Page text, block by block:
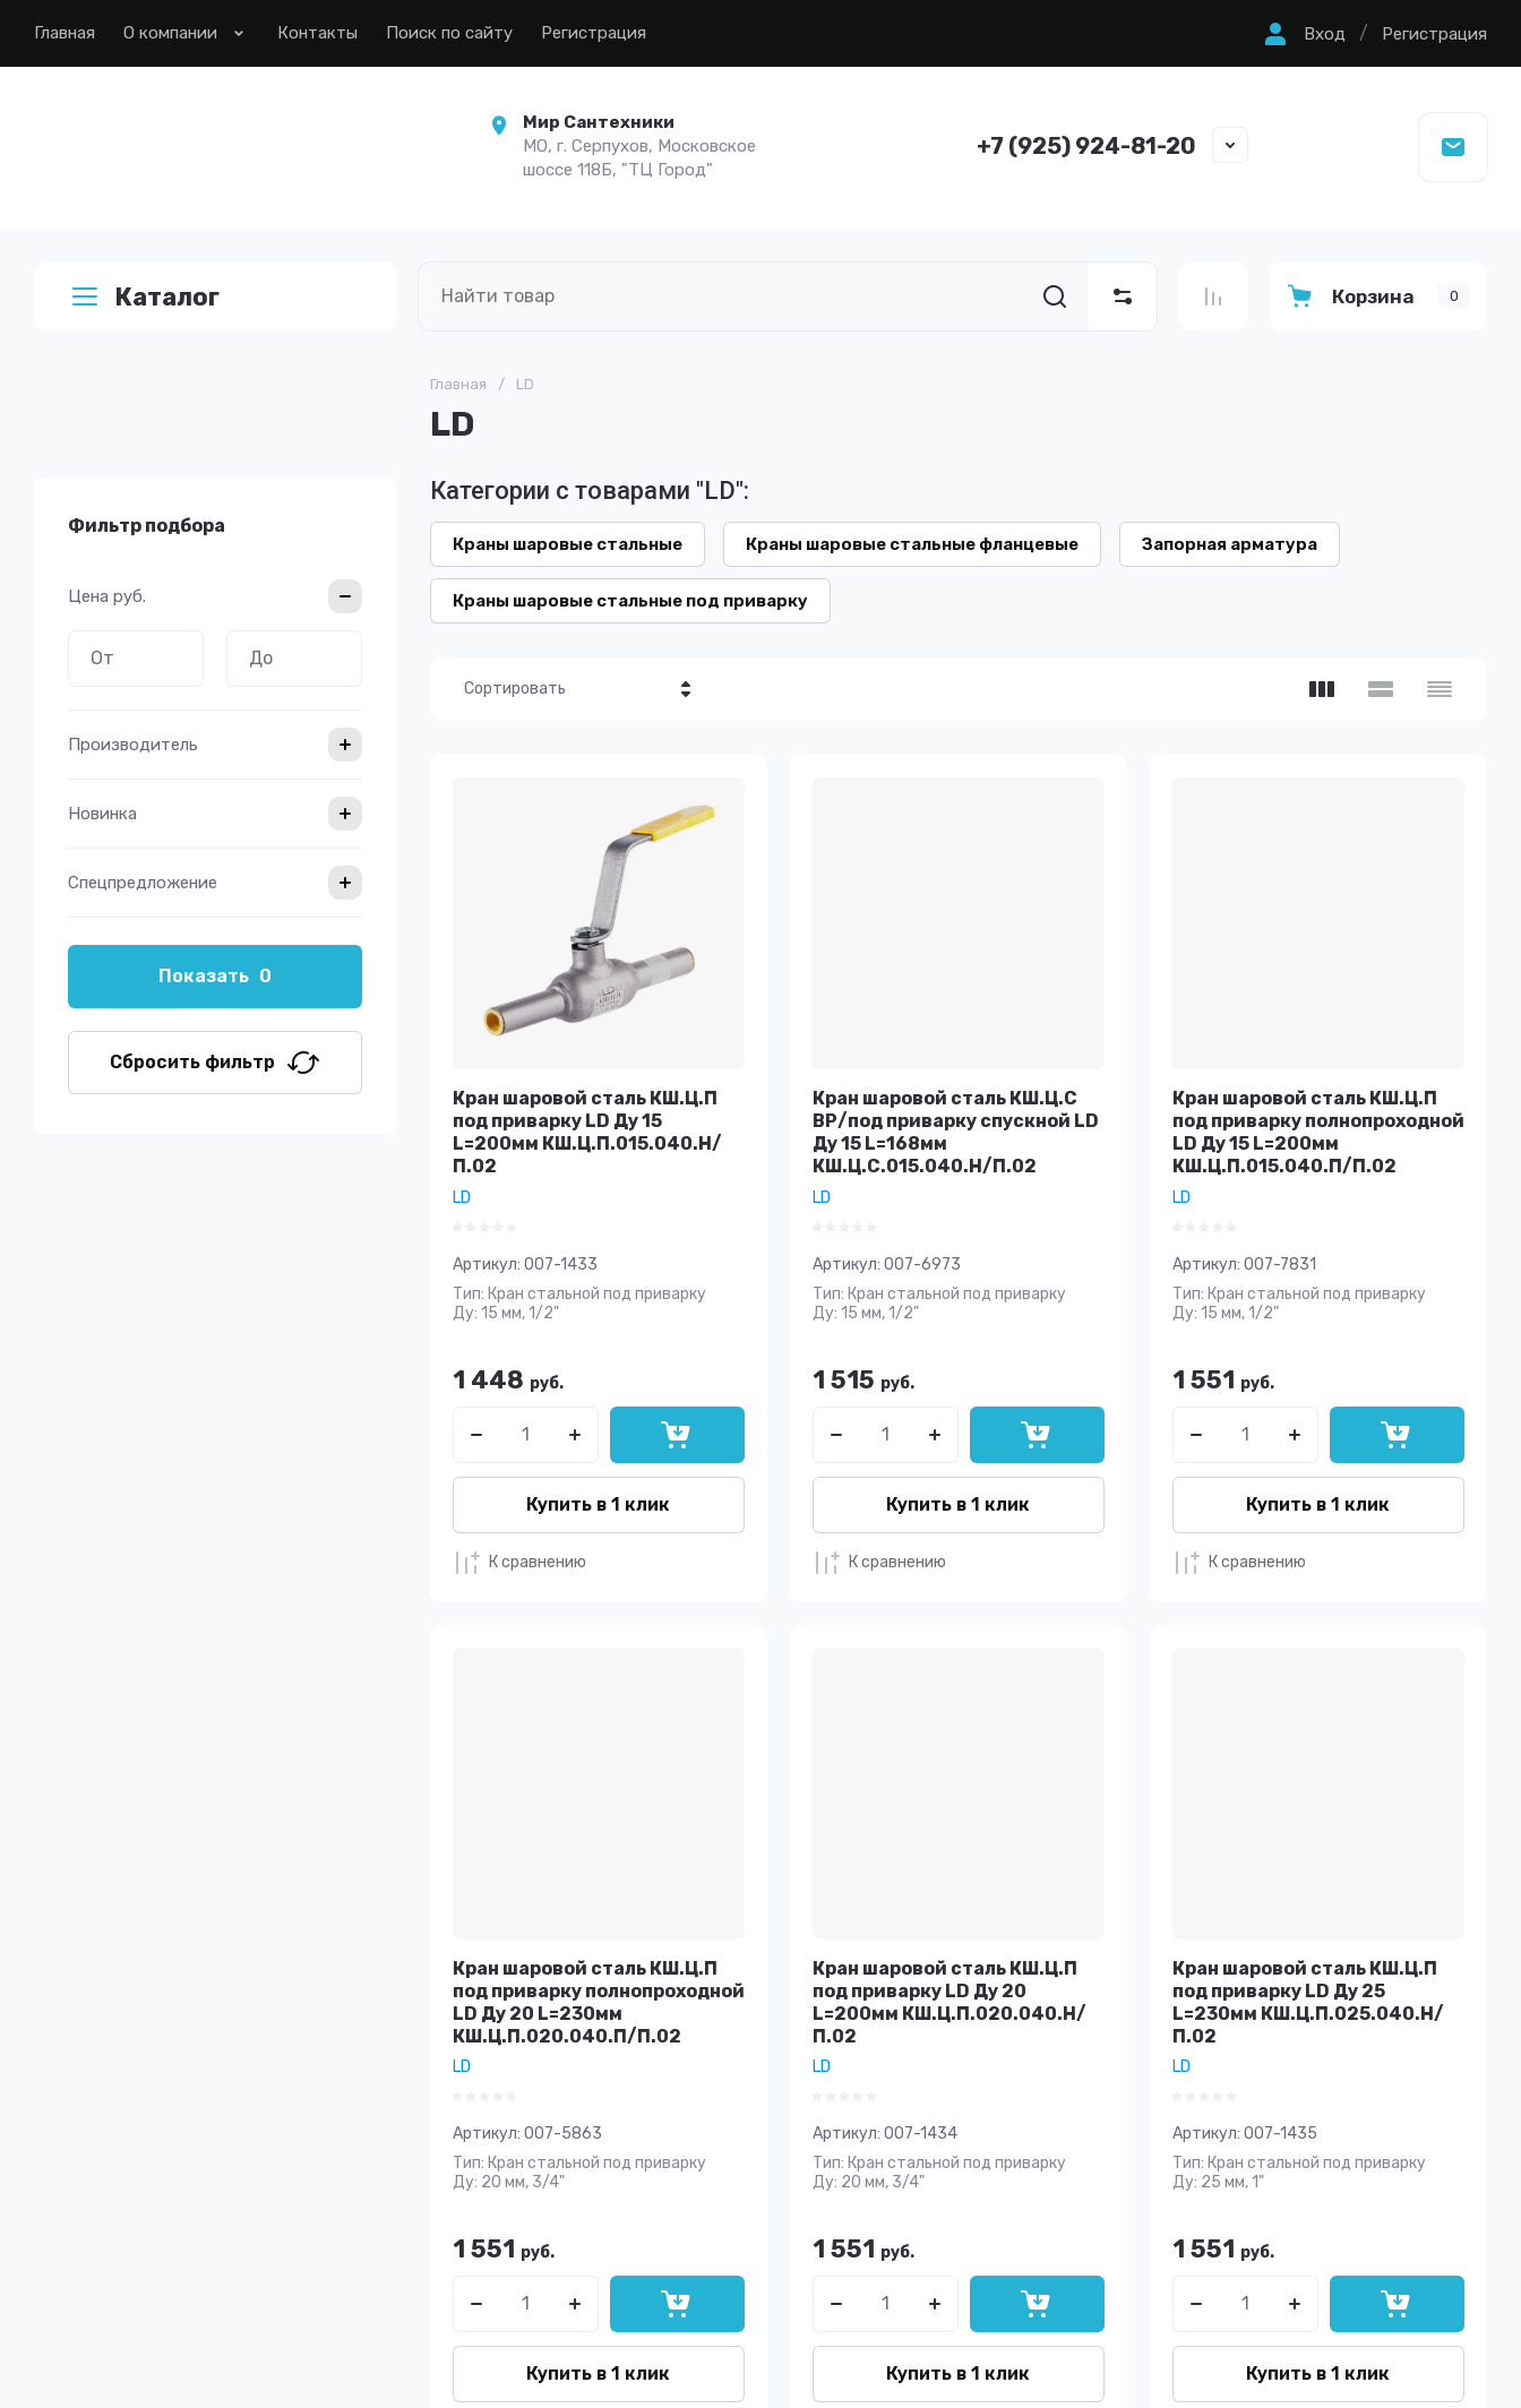
Главная О компании Контакты Поиск по сайту Регистрация Вход / Регистрация
Мир Сантехники
МО, г. Серпухов, Московское
шоссе 118Б, "ТЦ Город"
+7 (925) 924-81-20
Каталог Корзина 0
Главная / LD
LD
Фильтр подбора
Цена руб.
Производитель
Новинка
Спецпредложение
Показать 0
Сбросить фильтр
Категории с товарами "LD":
Краны шаровые стальные Краны шаровые стальные фланцевые Запорная арматура
Краны шаровые стальные под приварку
Сортировать
Название - А-Я
Кран шаровой сталь КШ.Ц.П
под приварку LD Ду 15
L=200мм КШ.Ц.П.015.040.Н/
П.02
LD
Артикул: 007-1433
Тип: Кран стальной под приварку
Ду: 15 мм, 1/2"
1 448 руб.
Купить в 1 клик
К сравнению
Кран шаровой сталь КШ.Ц.С
ВР/под приварку спускной LD
Ду 15 L=168мм
КШ.Ц.С.015.040.Н/П.02
LD
Артикул: 007-6973
Тип: Кран стальной под приварку
Ду: 15 мм, 1/2"
1 515 руб.
Купить в 1 клик
К сравнению
Кран шаровой сталь КШ.Ц.П
под приварку полнопроходной
LD Ду 15 L=200мм
КШ.Ц.П.015.040.П/П.02
LD
Артикул: 007-7831
Тип: Кран стальной под приварку
Ду: 15 мм, 1/2"
1 551 руб.
Купить в 1 клик
К сравнению
Кран шаровой сталь КШ.Ц.П
под приварку полнопроходной
LD Ду 20 L=230мм
КШ.Ц.П.020.040.П/П.02
LD
Артикул: 007-5863
Тип: Кран стальной под приварку
Ду: 20 мм, 3/4"
1 551 руб.
Купить в 1 клик
Кран шаровой сталь КШ.Ц.П
под приварку LD Ду 20
L=200мм КШ.Ц.П.020.040.Н/
П.02
LD
Артикул: 007-1434
Тип: Кран стальной под приварку
Ду: 20 мм, 3/4"
1 551 руб.
Купить в 1 клик
Кран шаровой сталь КШ.Ц.П
под приварку LD Ду 25
L=230мм КШ.Ц.П.025.040.Н/
П.02
LD
Артикул: 007-1435
Тип: Кран стальной под приварку
Ду: 25 мм, 1"
1 551 руб.
Купить в 1 клик